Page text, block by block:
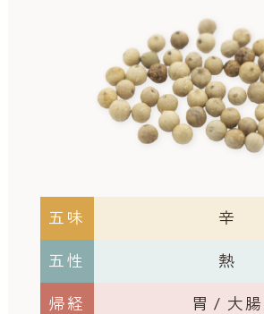
五味 辛
五性 熱
帰経 胃 / 大腸